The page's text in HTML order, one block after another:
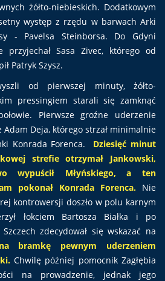
żółto-niebieskich. Dodatkowym
występ z rzędu w barwach Arki
- Pavelsa Steinborsa. Do Gdyni
Sasa Zivec, którego od
Patryk Szysz.
od pierwszej minuty, żółto-
pressingiem starali się zamknąć
Pierwsze groźne uderzenie
Deja, którego strzał minimalnie
Konrada Forenca. Dziesięć minut
strefie otrzymał Jankowski,
wypuścił Młyńskiego, a ten
pokonał Konrada Forenca. Nie
kontrowersji doszło w polu karnym
łokciem Bartosza Białka i po
zdecydował się wskazać na
bramkę pewnym uderzeniem
Chwilę później pomocnik Zagłębia
na prowadzenie, jednak jego